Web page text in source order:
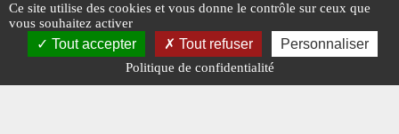
Ce site utilise des cookies et vous donne le contrôle sur ceux que
vous souhaitez activer
Tout accepter Tout refuser Personnaliser
Politique de confidentialité